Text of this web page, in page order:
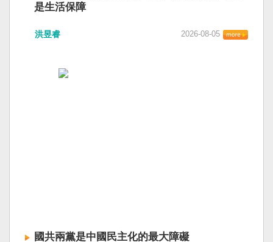
是生活保障
洪昱睿 2026-08-05
國共兩黨是中國民主化的最大障礙